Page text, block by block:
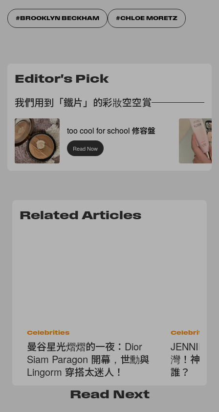
BROOKLYN BECKHAM CHLOE MORETZ
Editor's Pick
我們用到「鐵片」的彩妝空空賞
too cool for school 修容盤
Read Now
Related Articles
Celebrities
曼谷星光熠熠的一夜：Dior
Siam Paragon 開幕，世勳與
Lingorm 穿搭太迷人！
Celebrities
JENNIE
灣！神秘
誰？
Read Next